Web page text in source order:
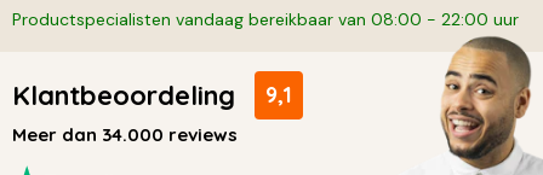
Productspecialisten vandaag bereikbaar van 08:00 - 22:00 uur
Klantbeoordeling 9,1
Meer dan 34.000 reviews